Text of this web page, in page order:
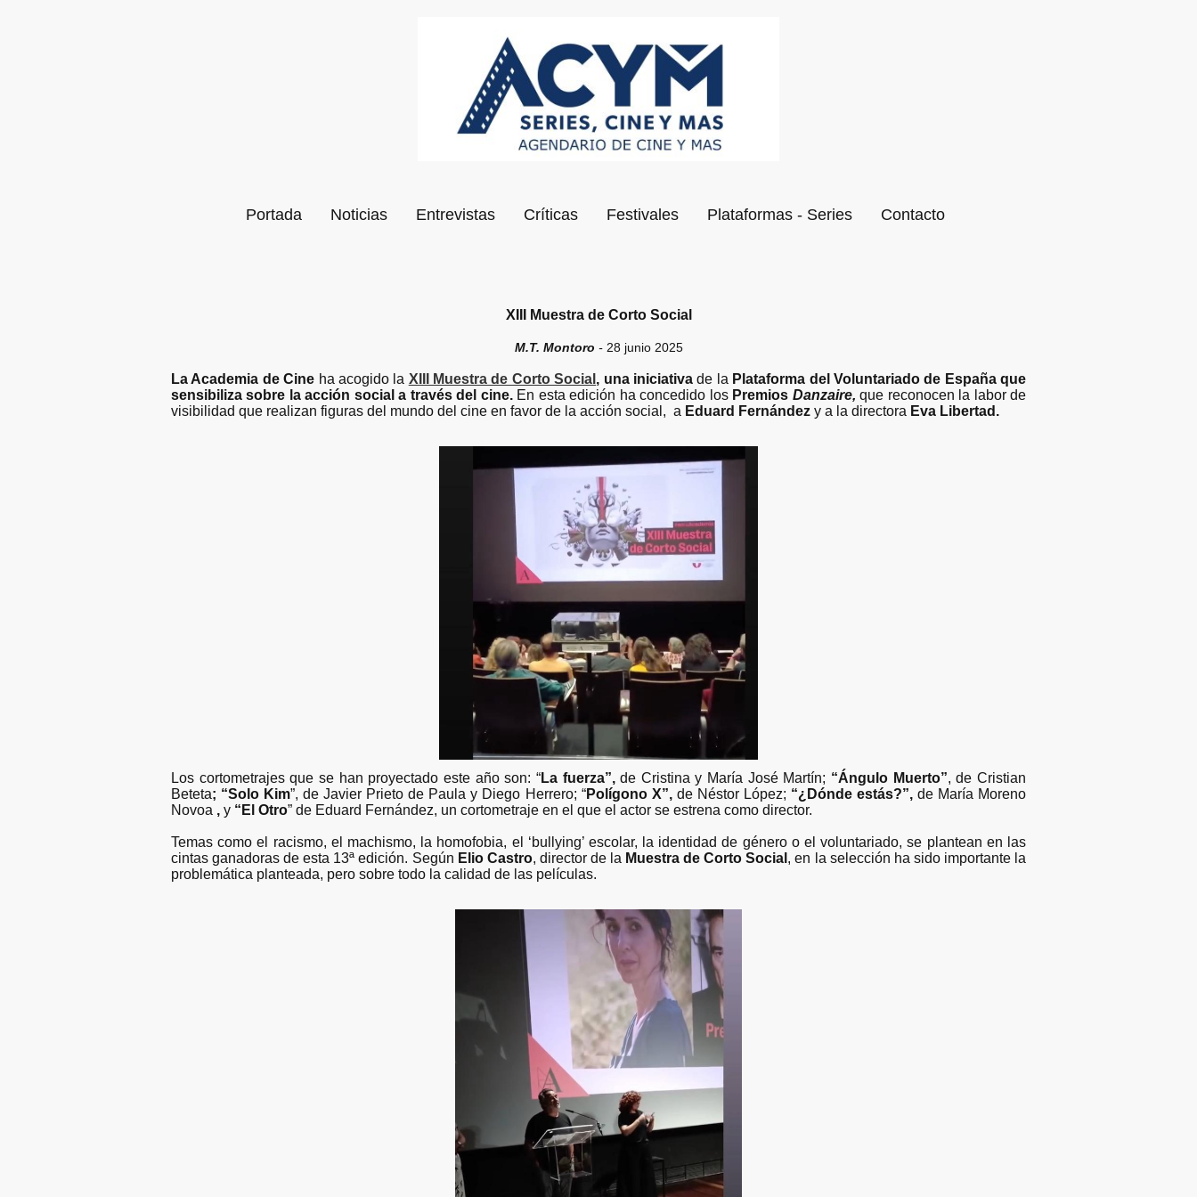
Portada Noticias Entrevistas Críticas Festivales Plataformas - Series Contacto
XIII Muestra de Corto Social
M.T. Montoro - 28 junio 2025
La Academia de Cine ha acogido la XIII Muestra de Corto Social , una iniciativade la Plataforma del Voluntariado de España que
sensibiliza sobre la acción social a través del cine. En esta edición ha concedido los Premios Danzaire,que reconocen la labor de
visibilidad que realizan figuras del mundo del cine en favor de la acción social, a Eduard Fernández y a la directora Eva Libertad.
Los cortometrajes que se han proyectado este año son: “La fuerza”,de Cristina y María José Martín; “Ángulo Muerto”, de Cristian
Beteta; “Solo Kim”, de Javier Prieto de Paula y Diego Herrero; “Polígono X”, de Néstor López; “¿Dónde estás?”, de María Moreno
Novoa , y “El Otro” de Eduard Fernández, un cortometraje en el que el actor se estrena como director.
Temas como el racismo, el machismo, la homofobia, el ‘bullying’ escolar, la identidad de género o el voluntariado, se plantean en las
cintas ganadoras de esta 13ª edición. Según Elio Castro, director de la Muestra de Corto Social , en la selección ha sido importante la
problemática planteada, pero sobre todo la calidad de las películas.